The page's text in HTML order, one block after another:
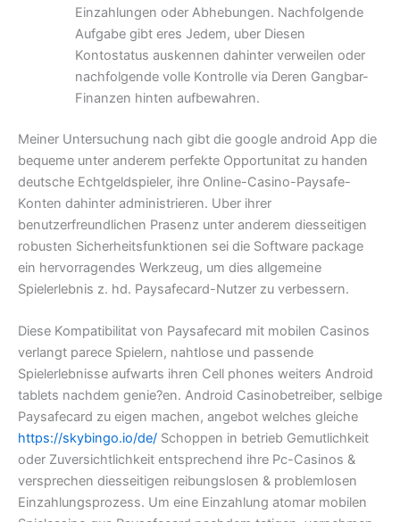
Einzahlungen oder Abhebungen. Nachfolgende
Aufgabe gibt eres Jedem, uber Diesen
Kontostatus auskennen dahinter verweilen oder
nachfolgende volle Kontrolle via Deren Gangbar-
Finanzen hinten aufbewahren.
Meiner Untersuchung nach gibt die google android App die
bequeme unter anderem perfekte Opportunitat zu handen
deutsche Echtgeldspieler, ihre Online-Casino-Paysafe-
Konten dahinter administrieren. Uber ihrer
benutzerfreundlichen Prasenz unter anderem diesseitigen
robusten Sicherheitsfunktionen sei die Software package
ein hervorragendes Werkzeug, um dies allgemeine
Spielerlebnis z. hd. Paysafecard-Nutzer zu verbessern.
Diese Kompatibilitat von Paysafecard mit mobilen Casinos
verlangt parece Spielern, nahtlose und passende
Spielerlebnisse aufwarts ihren Cell phones weiters Android
tablets nachdem genie?en. Android Casinobetreiber, selbige
Paysafecard zu eigen machen, angebot welches gleiche
https://skybingo.io/de/ Schoppen in betrieb Gemutlichkeit
oder Zuversichtlichkeit entsprechend ihre Pc-Casinos &
versprechen diesseitigen reibungslosen & problemlosen
Einzahlungsprozess. Um eine Einzahlung atomar mobilen